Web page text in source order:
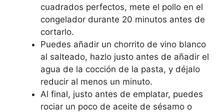
cuadrados perfectos, mete el pollo en el
congelador durante 20 minutos antes de
cortarlo.
Puedes añadir un chorrito de vino blanco
al salteado, hazlo justo antes de añadir el
agua de la cocción de la pasta, y déjalo
reducir al menos un minuto.
Al final, justo antes de emplatar, puedes
rociar un poco de aceite de sésamo o